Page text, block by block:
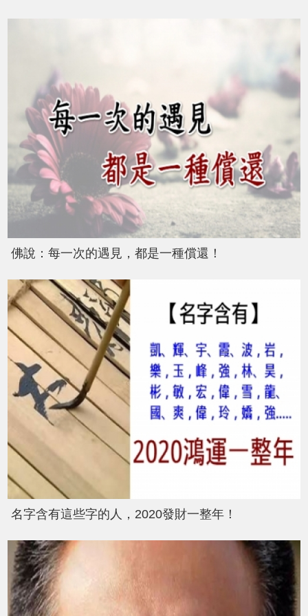
佛說：每一次的遇見，都是一種償還！
名字含有這些字的人，2020發財一整年！